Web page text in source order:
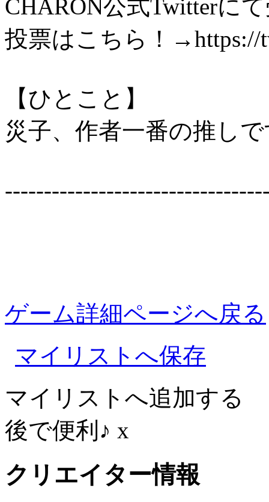
CHARON公式Twitterに
投票はこちら！→https://
【ひとこと】
災子、作者一番の推し
ゲーム詳細ページへ戻る
マイリストへ保存
マイリストへ追加する
後で便利♪ x
クリエイター情報